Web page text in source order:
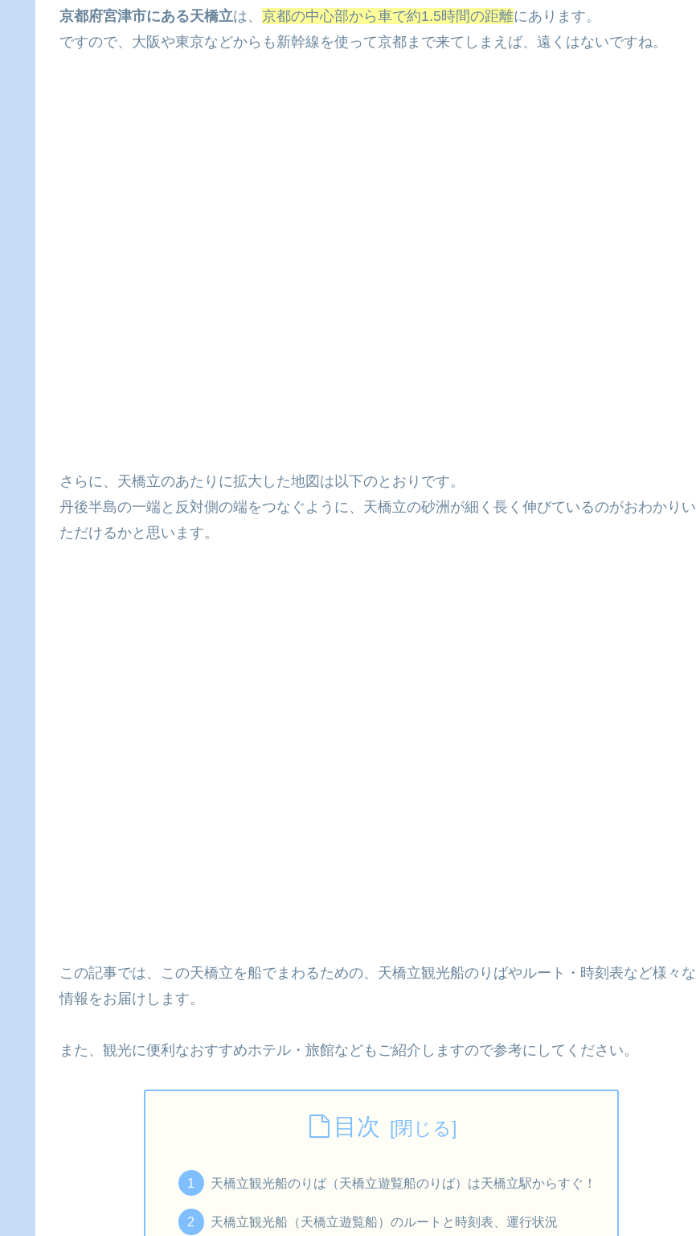
京都府宮津市にある天橋立は、 京都の中心部から車で約1.5時間の距離にあります。
ですので、大阪や東京などからも新幹線を使って京都まで来てしまえば、遠くはないですね。
さらに、天橋立のあたりに拡大した地図は以下のとおりです。
丹後半島の一端と反対側の端をつなぐように、天橋立の砂洲が細く長く伸びているのがおわかりい
ただけるかと思います。
この記事では、この天橋立を船でまわるための、天橋立観光船のりばやルート・時刻表など様々な
情報をお届けします。
また、観光に便利なおすすめホテル・旅館などもご紹介しますので参考にしてください。
目次
天橋立観光船のりば（天橋立遊覧船のりば）は天橋立駅からすぐ！
天橋立観光船（天橋立遊覧船）のルートと時刻表、運行状況